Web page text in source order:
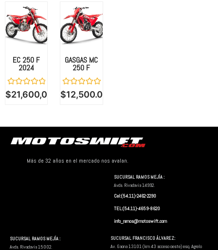
EC 250 F
2024
Valorado
con
$21,600,000.00
GASGAS MC
250 F
Valorado
con
$12,500.00
Más de 32 años en el mercado nos avalan.
SUCURSAL RAMOS MEJÍA :
Avda. Rivadavia 14992.
Cel:(54.11)-2462-2290
TEL:(54.11)-4659-8620
info_ramos@motoswift.com
SUCURSAL RAMOS MEJÍA :
Avda. Rivadavia 15002.
SUCURSAL FRANCISCO ÁLVAREZ:
Av. Gaona 13101 (km 43 acceso oeste) esq. Agrelo